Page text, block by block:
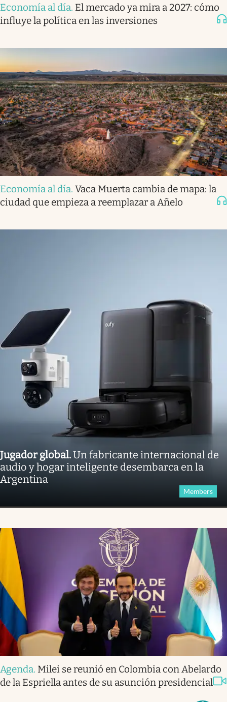
Economía al día. El mercado ya mira a 2027: cómo
influye la política en las inversiones
Economía al día. Vaca Muerta cambia de mapa: la
ciudad que empieza a reemplazar a Añelo
Jugador global.Un fabricante internacional de
audio y hogar inteligente desembarca en la
Argentina
Members
Agenda. Milei se reunió en Colombia con Abelardo
de la Espriella antes de su asunción presidencial